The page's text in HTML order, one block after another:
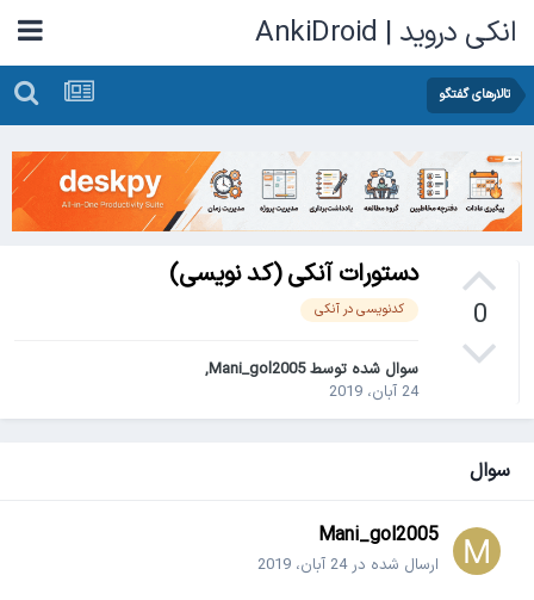
انکی دروید | AnkiDroid
تالارهای گفتگو
0
دستورات آنکی (کد نویسی)
کدنویسی در آنکی
سوال شده توسطMani_gol2005
,
24 آبان، 2019
سوال
Mani_gol2005
ارسال شده در24 آبان، 2019